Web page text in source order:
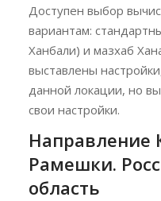
Доступен выбор
вариантам:
Ханбали) и мазхаб
выставлены
данной локации, но
свои настройки.
Направление
Рамешки.
область